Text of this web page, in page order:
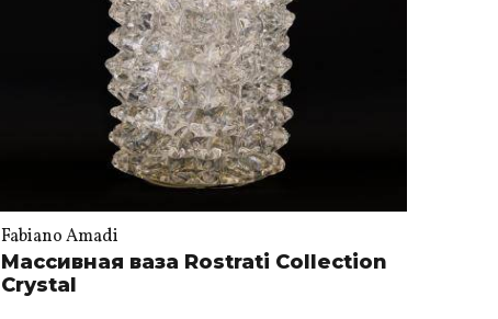
Fabiano Amadi
Массивная ваза Rostrati Collection
Crystal